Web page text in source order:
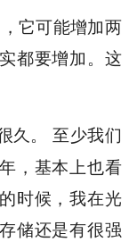
它可能增加两
都要增加。这
。
至少我们
，基本上也看
时候，我在光
储还是有很强